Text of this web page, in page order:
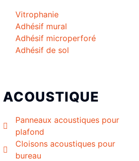
Vitrophanie
Adhésif mural
Adhésif microperforé
Adhésif de sol
ACOUSTIQUE
Panneaux acoustiques pour
plafond
Cloisons acoustiques pour
bureau